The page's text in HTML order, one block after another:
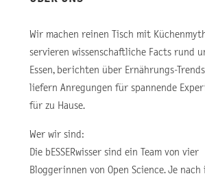
Wir machen reinen Tisch mit
servieren wissenschaftliche Facts rund
Essen, berichten über Ernährungs-
liefern Anregungen für spannende
für zu Hause.
Wer wir sind:
Die bESSERwisser sind ein Team von vier
Bloggerinnen von Open Science. Je nach